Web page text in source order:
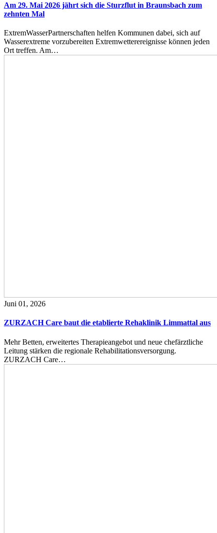
Am 29. Mai 2026 jährt sich die Sturzflut in Braunsbach zum
zehnten Mal
ExtremWasserPartnerschaften helfen Kommunen dabei, sich auf
Wasserextreme vorzubereiten Extremwetterereignisse können jeden
Ort treffen. Am…
Juni 01, 2026
ZURZACH Care baut die etablierte Rehaklinik Limmattal aus
Mehr Betten, erweitertes Therapieangebot und neue chefärztliche
Leitung stärken die regionale Rehabilitationsversorgung.
ZURZACH Care…